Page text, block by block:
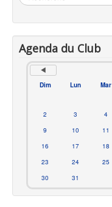
Agenda du Club
Dim Lun Mar
2
3 4
9
10 11
16
17 18
23
24 25
30
31